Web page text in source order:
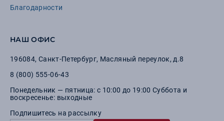
Благодарности
НАШ ОФИС
196084, Санкт-Петербург, Масляный переулок, д.8
8 (800) 555-06-43
Понедельник — пятница: с 10:00 до 19:00 Суббота и
воскресенье: выходные
Подпишитесь на рассылку